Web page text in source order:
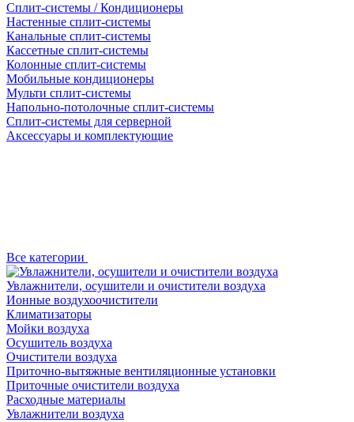
Сплит-системы / Кондиционеры
Настенные сплит-системы
Канальные сплит-системы
Кассетные сплит-системы
Колонные сплит-системы
Мобильные кондиционеры
Мульти сплит-системы
Напольно-потолочные сплит-системы
Сплит-системы для серверной
Аксессуары и комплектующие
Все категории
Увлажнители, осушители и очистители воздуха
Ионные воздухоочистители
Климатизаторы
Мойки воздуха
Осушитель воздуха
Очистители воздуха
Приточно-вытяжные вентиляционные установки
Приточные очистители воздуха
Расходные материалы
Увлажнители воздуха